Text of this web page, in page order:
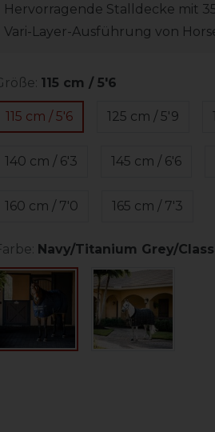
Hervorragende Stalldecke mit
Vari-Layer-Ausführung von
115 cm / 5'6
115 cm / 5'6 125 cm / 5'9
140 cm / 6'3 145 cm / 6'6
160 cm / 7'0 165 cm / 7'3
Navy/Titanium Grey/